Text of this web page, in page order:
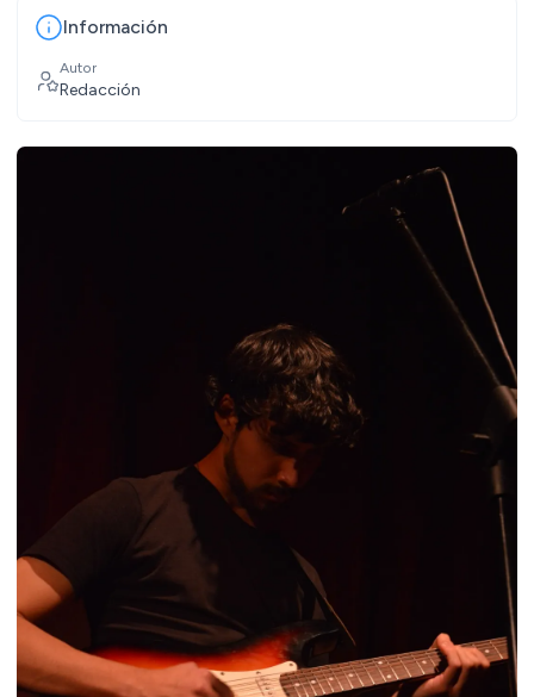
Información
Autor
Redacción